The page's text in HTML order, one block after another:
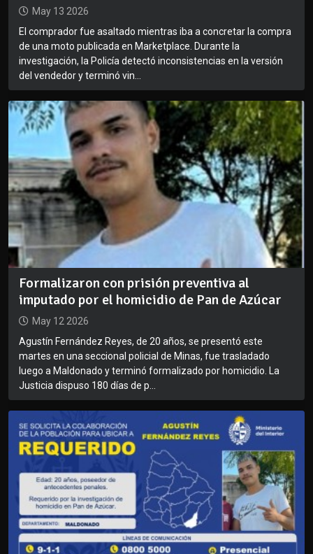
May 13 2026
El comprador fue asaltado mientras iba a concretar la compra
de una moto publicada en Marketplace. Durante la
investigación, la Policía detectó inconsistencias en la versión
del vendedor y terminó vin...
Formalizaron con prisión preventiva al
imputado por el homicidio de Pan de Azúcar
May 12 2026
Agustín Fernández Reyes, de 20 años, se presentó este
martes en una seccional policial de Minas, fue trasladado
luego a Maldonado y terminó formalizado por homicidio. La
Justicia dispuso 180 días de p...